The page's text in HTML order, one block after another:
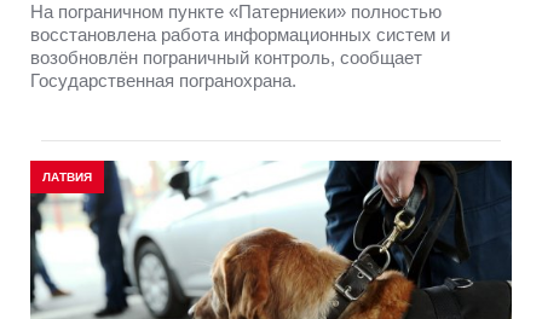
На пограничном пункте «Патерниеки» полностью
восстановлена работа информационных систем и
возобновлён пограничный контроль, сообщает
Государственная погранохрана.
ЛАТВИЯ